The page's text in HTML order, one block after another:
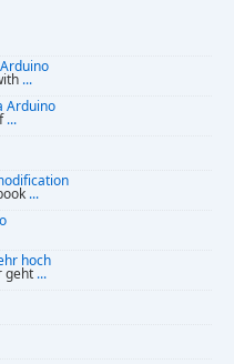
...
Arduino
...
...
hoch
geht ...